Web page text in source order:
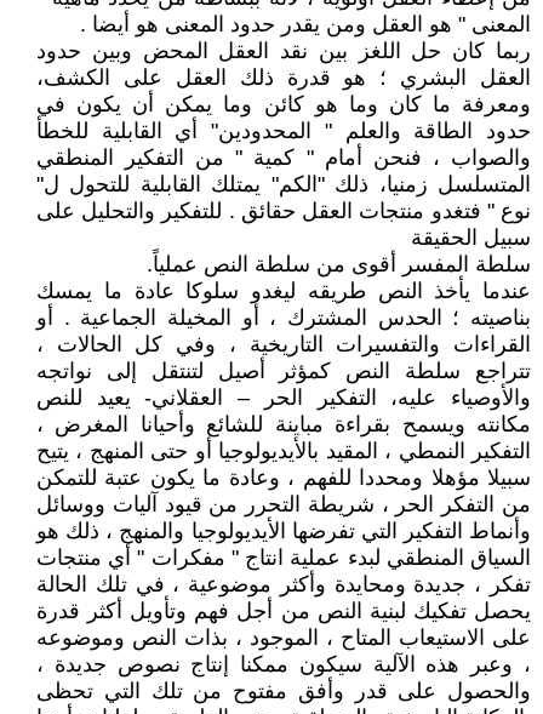
المعنى " هو العقل ومن يقدر حدود المعنى هو أيضا .
ربما كان حل اللغز بين نقد العقل المحض وبين حدود
العقل البشري ؛ هو قدرة ذلك العقل على الكشف،
ومعرفة ما كان وما هو كائن وما يمكن أن يكون في
حدود الطاقة والعلم " المحدودين" أي القابلية للخطأ
والصواب ، فنحن أمام " كمية " من التفكير المنطقي
المتسلسل زمنيا، ذلك "الكم" يمتلك القابلية للتحول ل"
نوع " فتغدو منتجات العقل حقائق . للتفكير والتحليل على
سبيل الحقيقة
سلطة المفسر أقوى من سلطة النص عملياً.
عندما يأخذ النص طريقه ليغدو سلوكا عادة ما يمسك
بناصيته ؛ الحدس المشترك ، أو المخيلة الجماعية . أو
القراءات والتفسيرات التاريخية ، وفي كل الحالات ،
تتراجع سلطة النص كمؤثر أصيل لتنتقل إلى نواتجه
والأوصياء عليه، التفكير الحر – العقلاني- يعيد للنص
مكانته ويسمح بقراءة مباينة للشائع وأحيانا المغرض ،
التفكير النمطي ، المقيد بالأيديولوجيا أو حتى المنهج ، يتيح
سبيلا مؤهلا ومحددا للفهم ، وعادة ما يكون عتبة للتمكن
من التفكر الحر ، شريطة التحرر من قيود آليات ووسائل
وأنماط التفكير التي تفرضها الأيديولوجيا والمنهج ، ذلك هو
السياق المنطقي لبدء عملية انتاج " مفكرات " أي منتجات
تفكر ، جديدة ومحايدة وأكثر موضوعية ، في تلك الحالة
يحصل تفكيك لبنية النص من أجل فهم وتأويل أكثر قدرة
على الاستيعاب المتاح ، الموجود ، بذات النص وموضوعه
، وعبر هذه الآلية سيكون ممكنا إنتاج نصوص جديدة ،
والحصول على قدر وأفق مفتوح من تلك التي تحظى